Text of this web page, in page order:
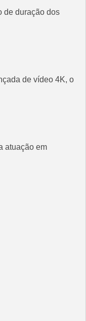
de duração dos
de vídeo 4K, o
atuação em